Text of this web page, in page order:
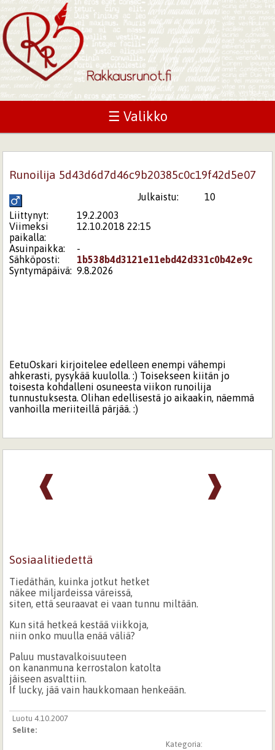
☰ Valikko
Runoilija 5d43d6d7d46c9b20385c0c19f42d5e07
Julkaistu:
10
Liittynyt:
19.2.2003
Viimeksi
paikalla:
12.10.2018 22:15
Asuinpaikka:
-
Sähköposti:
1b538b4d3121e11ebd42d331c0b42e9c
Syntymäpäivä: 9.8.2026
EetuOskari kirjoitelee edelleen enempi vähempi
ahkerasti, pysykää kuulolla. :) Toisekseen kiitän jo
toisesta kohdalleni osuneesta viikon runoilija
tunnustuksesta. Olihan edellisestä jo aikaakin, näemmä
vanhoilla meriiteillä pärjää. :)
❱
❰
Sosiaalitiedettä
Tiedäthän, kuinka jotkut hetket
näkee miljardeissa väreissä,
siten, että seuraavat ei vaan tunnu miltään.
Kun sitä hetkeä kestää viikkoja,
niin onko muulla enää väliä?
Paluu mustavalkoisuuteen
on kananmuna kerrostalon katolta
jäiseen asvalttiin.
If lucky, jää vain haukkomaan henkeään.
Luotu 4.10.2007
Selite:
Kategoria: